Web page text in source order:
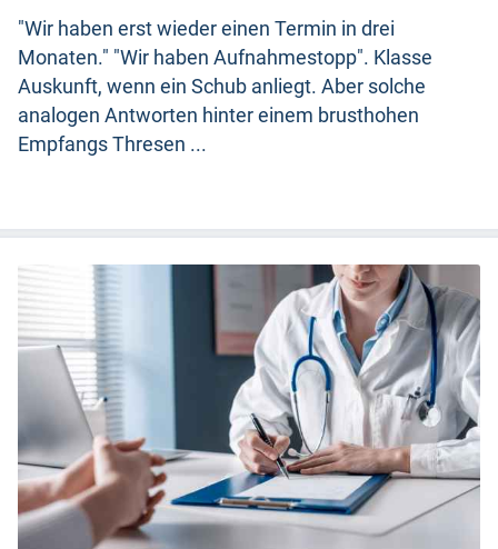
"Wir haben erst wieder einen Termin in drei
Monaten." "Wir haben Aufnahmestopp". Klasse
Auskunft, wenn ein Schub anliegt. Aber solche
analogen Antworten hinter einem brusthohen
Empfangs Thresen ...